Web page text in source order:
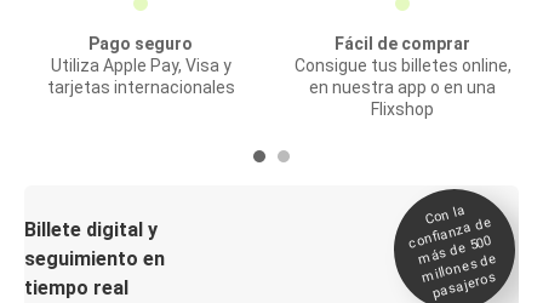
Pago seguro
Utiliza Apple Pay, Visa y
tarjetas internacionales
Fácil de comprar
Consigue tus billetes online,
en nuestra app o en una
Flixshop
Billete digital y
seguimiento en
tiempo real
Con la
confianza de
más de 500
millones de
pasajeros